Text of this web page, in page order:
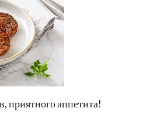
приятного аппетита!